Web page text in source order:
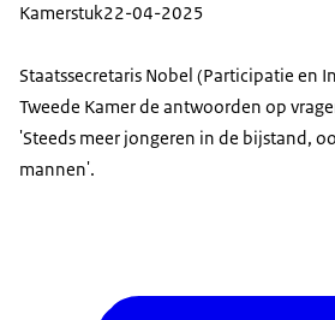
Kamerstuk22-04-2025
Staatssecretaris Nobel (Participatie en
Tweede Kamer de antwoorden op
'Steeds meer jongeren in de bijstand,
mannen'.